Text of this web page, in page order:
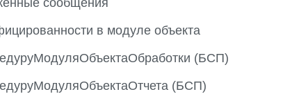
сообщения
в модуле объекта
(БСП)
(БСП)